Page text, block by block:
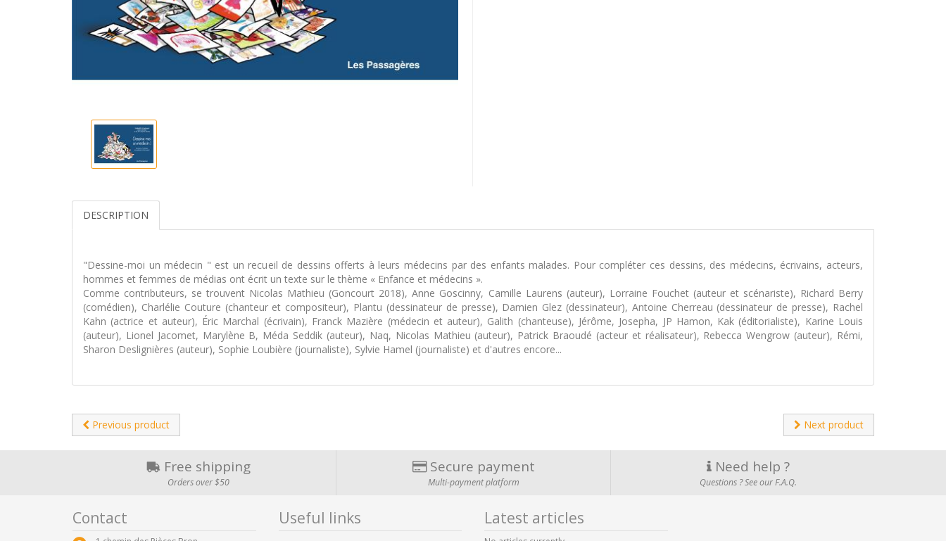
DESCRIPTION
"Dessine-moi un médecin " est un recueil de dessins offerts à leurs médecins par des enfants malades. Pour compléter ces dessins, des médecins, écrivains, acteurs,
hommes et femmes de médias ont écrit un texte sur le thème « Enfance et médecins ».
Comme contributeurs, se trouvent Nicolas Mathieu (Goncourt 2018), Anne Goscinny, Camille Laurens (auteur), Lorraine Fouchet (auteur et scénariste), Richard Berry
(comédien), Charlélie Couture (chanteur et compositeur), Plantu (dessinateur de presse), Damien Glez (dessinateur), Antoine Cherreau (dessinateur de presse), Rachel
Kahn (actrice et auteur), Éric Marchal (écrivain), Franck Mazière (médecin et auteur), Galith (chanteuse), Jérôme, Josepha, JP Hamon, Kak (éditorialiste), Karine Louis
(auteur), Lionel Jacomet, Marylène B, Méda Seddik (auteur), Naq, Nicolas Mathieu (auteur), Patrick Braoudé (acteur et réalisateur), Rebecca Wengrow (auteur), Rémi,
Sharon Deslignières (auteur), Sophie Loubière (journaliste), Sylvie Hamel (journaliste) et d'autres encore...
Previous product Next product
Free shipping
Orders over $50
Secure payment
Multi-payment platform
Need help ?
Questions ? See our F.A.Q.
Contact Useful links Latest articles